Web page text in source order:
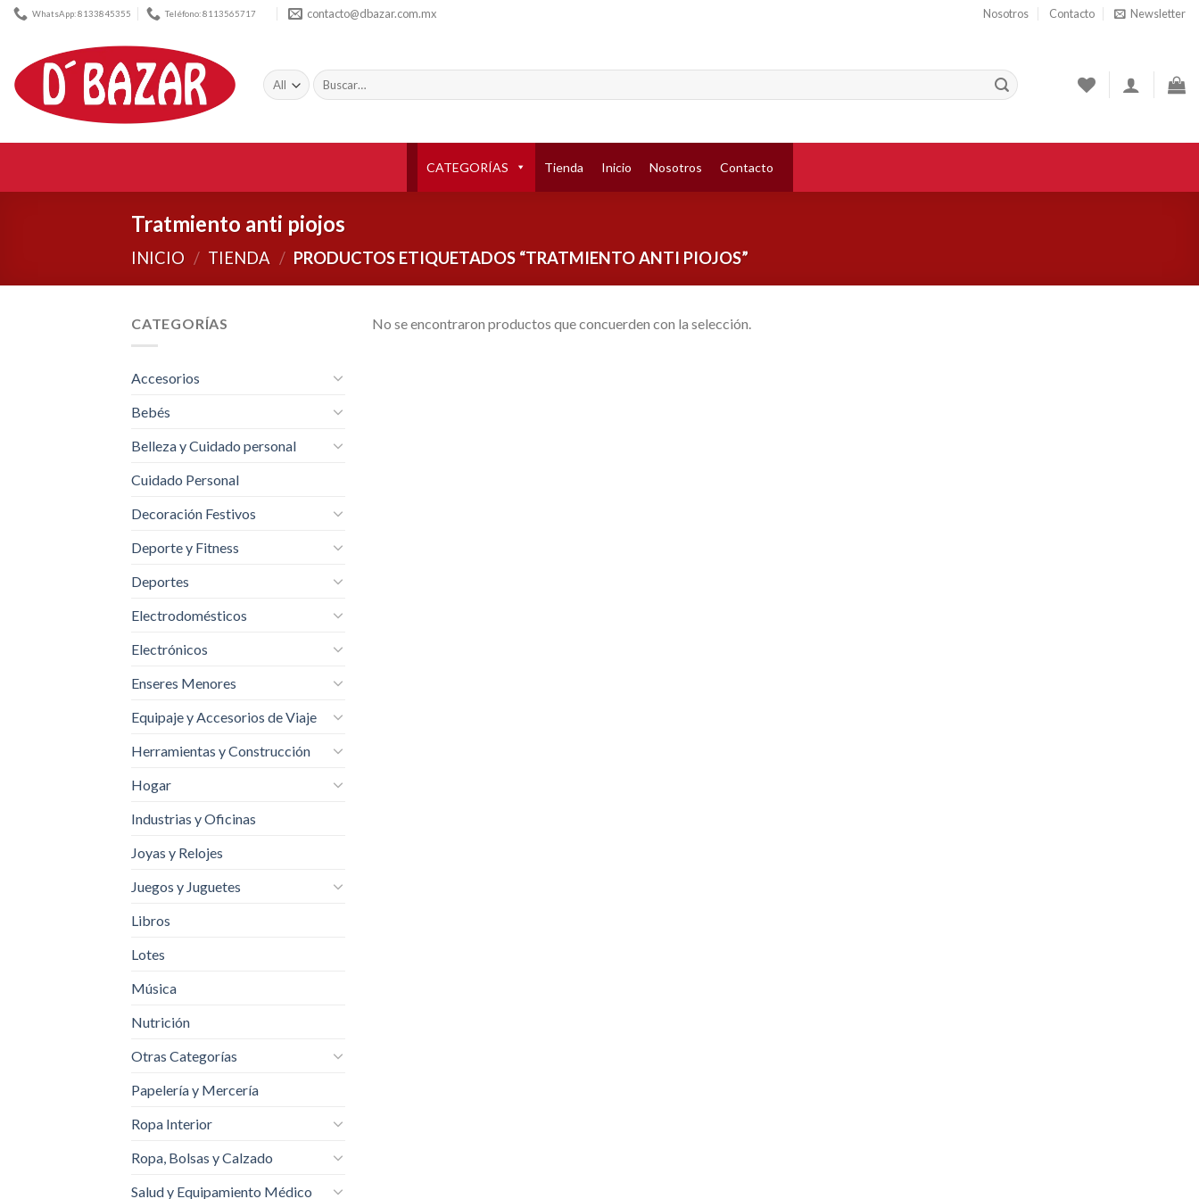
Skip
content
WhatsApp: 8133845355 Teléfono: 8113565717 contacto@dbazar.com.mx Nosotros Contacto Newsletter
Buscar
por:
CATEGORÍAS Tienda Inicio Nosotros Contacto
Tratmiento anti piojos
INICIO / TIENDA / PRODUCTOS ETIQUETADOS “TRATMIENTO ANTI PIOJOS”
CATEGORÍAS
Accesorios
Bebés
Belleza y Cuidado personal
Cuidado Personal
Decoración Festivos
Deporte y Fitness
Deportes
Electrodomésticos
Electrónicos
Enseres Menores
Equipaje y Accesorios de Viaje
Herramientas y Construcción
Hogar
Industrias y Oficinas
Joyas y Relojes
Juegos y Juguetes
Libros
Lotes
Música
Nutrición
Otras Categorías
Papelería y Mercería
Ropa Interior
Ropa, Bolsas y Calzado
Salud y Equipamiento Médico
No se encontraron productos que concuerden con la selección.